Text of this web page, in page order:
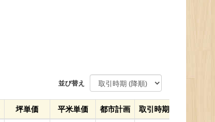
並び替え
坪単価 平米単価 都市計画 取引時期